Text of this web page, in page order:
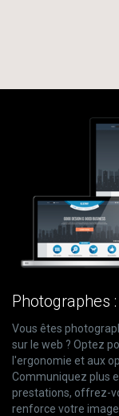
Photographes
Vous êtes
sur le web ? Optez
l'ergonomie et aux
Communiquez plus
prestations, offrez-
renforce votre image